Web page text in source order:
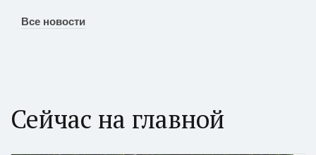
Все новости
Сейчас на главной